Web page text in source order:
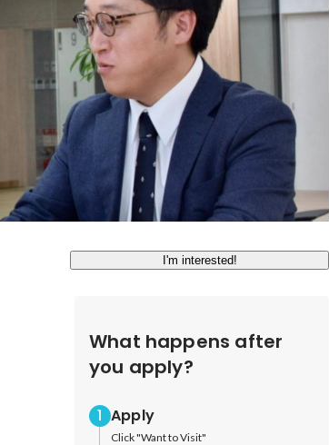
I'm interested!
What happens after
you apply?
Apply
Click "Want to Visit"